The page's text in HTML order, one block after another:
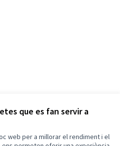
que es fan servir a
web per a millorar el rendiment i el